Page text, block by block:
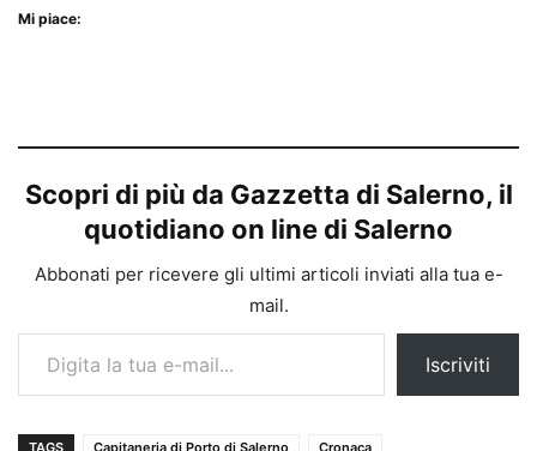
Mi piace:
Scopri di più da Gazzetta di Salerno, il
quotidiano on line di Salerno
Abbonati per ricevere gli ultimi articoli inviati alla tua e-
mail.
Digita la tua e-mail...
Iscriviti
TAGS Capitaneria di Porto di Salerno
Cronaca